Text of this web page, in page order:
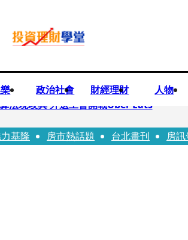
政治社會 財經理財 人物
法現歧異 外送工會開戰Uber Eats
大丈夫當如是 Multifaceted Manhood
基隆 房市熱話題 台北畫刊 房